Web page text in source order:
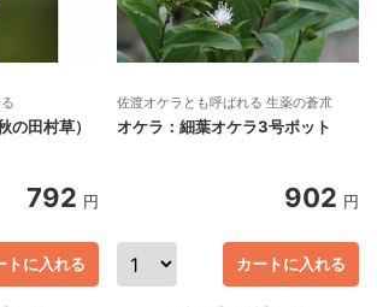
の田村草）
792 円
トに入れる
佐渡オケラとも呼ばれる 生薬の蒼朮
オケラ：細葉オケラ3号ポット
902 円
カートに入れる